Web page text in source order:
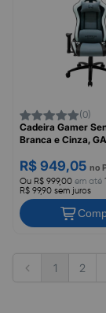
(0)
Cadeira Gamer
Branca e Cinza,
R$ 949,05 no
Ou R$ 999,00 em até
R$ 99,90 sem juros
1 2